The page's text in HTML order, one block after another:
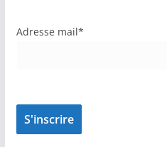
Adresse mail*